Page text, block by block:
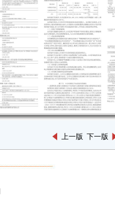
上一版 下一版